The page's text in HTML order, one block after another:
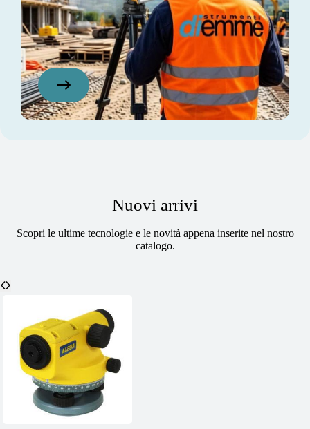
Nuovi arrivi
Scopri le ultime tecnologie e le novità appena inserite nel nostro
catalogo.